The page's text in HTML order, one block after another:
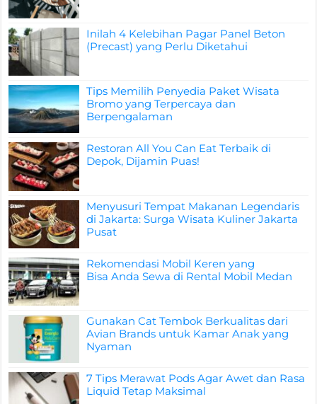
Inilah 4 Kelebihan Pagar Panel Beton
(Precast) yang Perlu Diketahui
Tips Memilih Penyedia Paket Wisata
Bromo yang Terpercaya dan
Berpengalaman
Restoran All You Can Eat Terbaik di
Depok, Dijamin Puas!
Menyusuri Tempat Makanan Legendaris
di Jakarta: Surga Wisata Kuliner Jakarta
Pusat
Rekomendasi Mobil Keren yang
Bisa Anda Sewa di Rental Mobil Medan
Gunakan Cat Tembok Berkualitas dari
Avian Brands untuk Kamar Anak yang
Nyaman
7 Tips Merawat Pods Agar Awet dan Rasa
Liquid Tetap Maksimal